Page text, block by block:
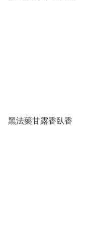
黑法藥甘露香臥香